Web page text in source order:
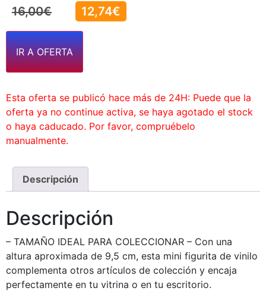
16,00€ 12,74€
IR A OFERTA
Esta oferta se publicó hace más de 24H: Puede que la
oferta ya no continue activa, se haya agotado el stock
o haya caducado. Por favor, compruébelo
manualmente.
Descripción
Descripción
– TAMAÑO IDEAL PARA COLECCIONAR – Con una
altura aproximada de 9,5 cm, esta mini figurita de vinilo
complementa otros artículos de colección y encaja
perfectamente en tu vitrina o en tu escritorio.